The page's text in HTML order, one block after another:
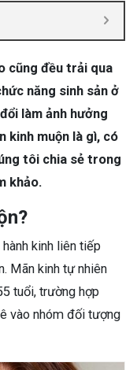
cũng đều trải qua
năng sinh sản ở
làm ảnh hưởng
kinh muộn là gì, có
tôi chia sẻ trong
khảo.
kinh liên tiếp
Mãn kinh tự nhiên
tuổi, trường hợp
vào nhóm đối tượng